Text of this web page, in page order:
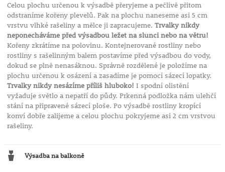
Celou plochu určenou k výsadbě přeryjeme a pečlivě přitom
odstraníme kořeny plevelů. Pak na plochu naneseme asi 5 cm
vrstvu vlhké rašeliny a mělce ji zapracujeme. Trvalky nikdy
neponecháváme před výsadbou ležet na slunci nebo na větru!
Kořeny zkrátíme na polovinu. Kontejnerované rostliny nebo
rostliny s rašelinným balem postavíme před výsadbou do vody,
dokud se plně nenasáknou. Správně rozdělené je položíme na
plochu určenou k osázení a zasadíme je pomocí sázecí lopatky.
Trvalky nikdy nesázíme příliš hluboko! I spodní olistění
vyžaduje světlo a nepatří do půdy. Prkenná podložka nám ulehčí
stání na připravené sázecí ploše. Po výsadbě rostliny kropící
konví dobře zalijeme a celou plochu pokryjeme asi 2 cm vrstvou
rašeliny.
Výsadba na balkoně